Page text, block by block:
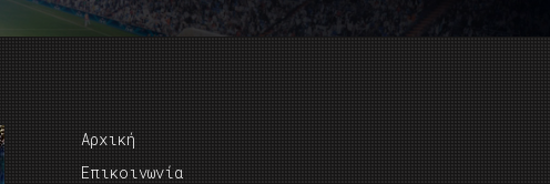
Αρχική
Επικοινωνία